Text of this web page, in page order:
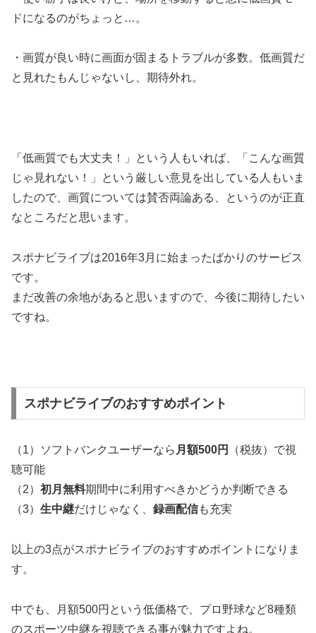
ドになるのがちょっと…。
・画質が良い時に画面が固まるトラブルが多数。低画質だ
と見れたもんじゃないし、期待外れ。
「低画質でも大丈夫！」という人もいれば、「こんな画質
じゃ見れない！」という厳しい意見を出している人もいま
したので、画質については賛否両論ある、というのが正直
なところだと思います。
スポナビライブは2016年3月に始まったばかりのサービス
です。
まだ改善の余地があると思いますので、今後に期待したい
ですね。
スポナビライブのおすすめポイント
（1）ソフトバンクユーザーなら 月額500円
（税抜）で視
聴可能
（2） 初月無料期間中に利用すべきかどうか判断できる
（3） 生中継だけじゃなく、 録画配信も充実
以上の3点がスポナビライブのおすすめポイントになりま
す。
中でも、月額500円という低価格で、プロ野球など8種類
のスポーツ中継を視聴できる事が魅力ですよね。